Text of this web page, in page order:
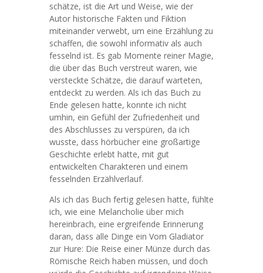
schätze, ist die Art und Weise, wie der
Autor historische Fakten und Fiktion
miteinander verwebt, um eine Erzählung zu
schaffen, die sowohl informativ als auch
fesselnd ist. Es gab Momente reiner Magie,
die über das Buch verstreut waren, wie
versteckte Schätze, die darauf warteten,
entdeckt zu werden. Als ich das Buch zu
Ende gelesen hatte, konnte ich nicht
umhin, ein Gefühl der Zufriedenheit und
des Abschlusses zu verspüren, da ich
wusste, dass hörbücher eine großartige
Geschichte erlebt hatte, mit gut
entwickelten Charakteren und einem
fesselnden Erzählverlauf.
Als ich das Buch fertig gelesen hatte, fühlte
ich, wie eine Melancholie über mich
hereinbrach, eine ergreifende Erinnerung
daran, dass alle Dinge ein Vom Gladiator
zur Hure: Die Reise einer Münze durch das
Römische Reich haben müssen, und doch